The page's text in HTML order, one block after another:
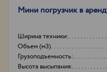
Мини погрузчик в
Ширина техники:
Объем (м3)
Грузоподъемность:
Высота высыпания: